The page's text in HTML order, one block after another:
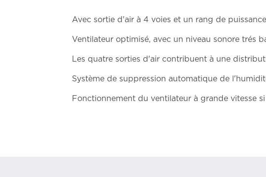
Avec sortie d'air à 4 voies et un rang de
Ventilateur optimisé, avec un niveau sonore trés
Les quatre sorties d'air contribuent à une
Système de suppression automatique de
Fonctionnement du ventilateur à grande vitesse si